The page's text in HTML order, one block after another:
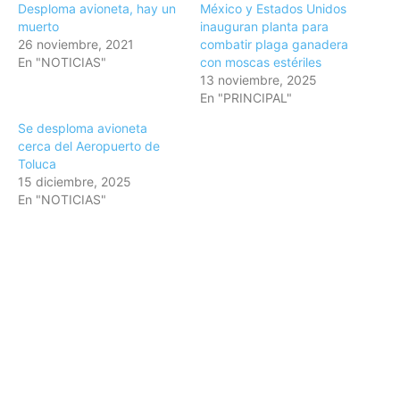
Desploma avioneta, hay un
muerto
26 noviembre, 2021
En "NOTICIAS"
México y Estados Unidos
inauguran planta para
combatir plaga ganadera
con moscas estériles
13 noviembre, 2025
En "PRINCIPAL"
Se desploma avioneta
cerca del Aeropuerto de
Toluca
15 diciembre, 2025
En "NOTICIAS"